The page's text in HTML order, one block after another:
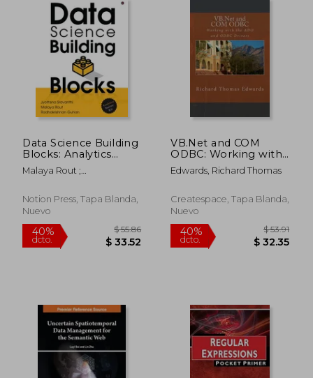
40%
dcto.
$ 393.39
$ 236.03
40%
dcto.
Data Science Building
Blocks: Analytics
Starter Kit (en Inglés)
Malaya Rout ;
Jyothsna Sravanthi
Notion Press, Tapa Blanda,
Nuevo
VB.Net and COM
ODBC: Working with
the ADO and ODBC
Drivers (en Inglés)
Edwards, Richard Thomas
Createspace, Tapa Blanda,
Nuevo